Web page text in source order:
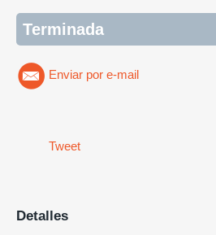
Terminada
Enviar por e-mail
Tweet
Detalles